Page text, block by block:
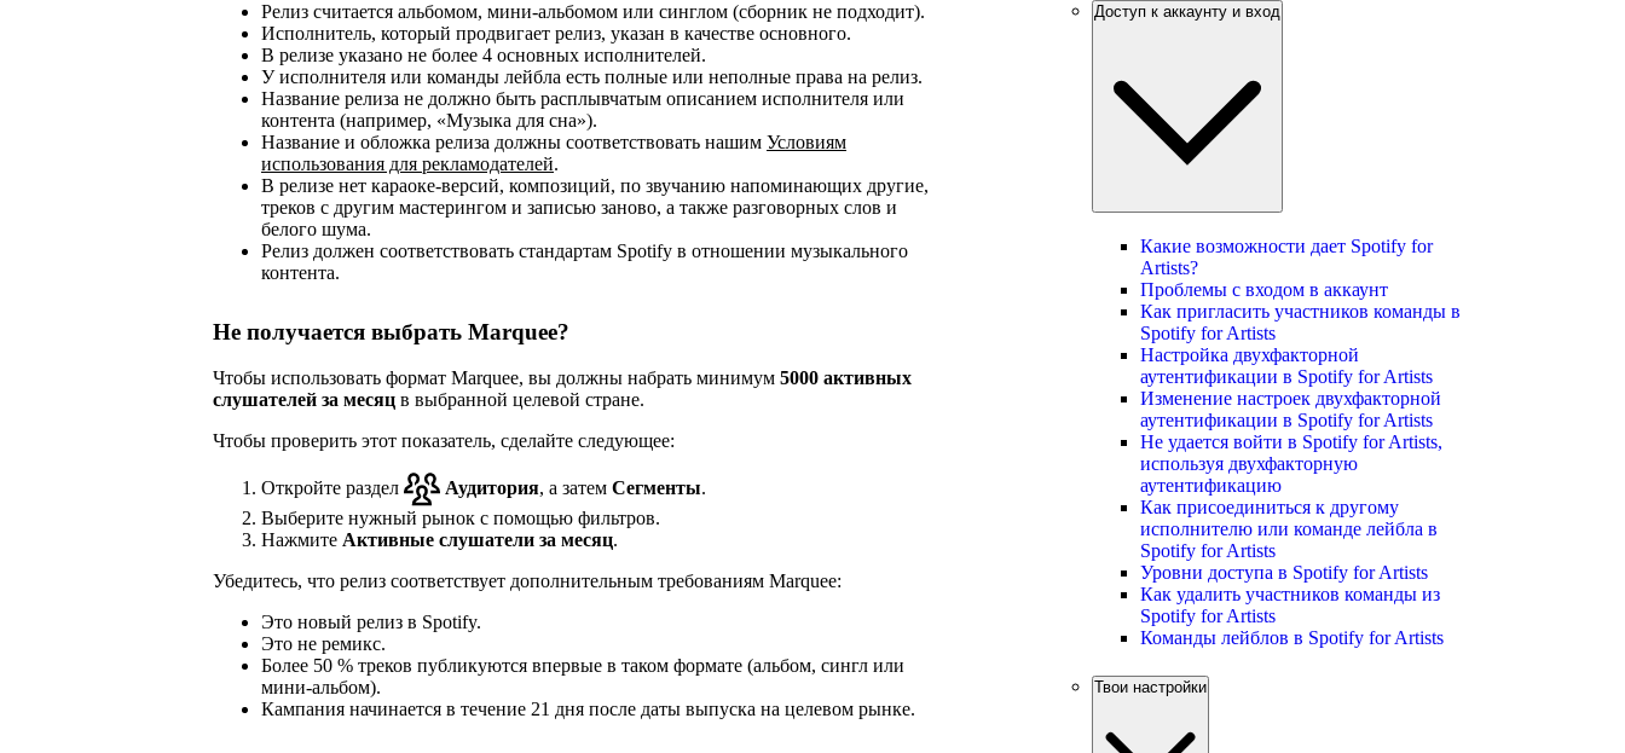
Релиз считается альбомом, мини-альбомом или синглом (сборник не подходит).
Исполнитель, который продвигает релиз, указан в качестве основного.
В релизе указано не более 4 основных исполнителей.
У исполнителя или команды лейбла есть полные или неполные права на релиз.
Название релиза не должно быть расплывчатым описанием исполнителя или
контента (например, «Музыка для сна»).
Название и обложка релиза должны соответствовать нашим Условиям
использования для рекламодателей.
В релизе нет караоке-версий, композиций, по звучанию напоминающих другие,
треков с другим мастерингом и записью заново, а также разговорных слов и
белого шума.
Релиз должен соответствовать стандартам Spotify в отношении музыкального
контента.
Не получается выбрать Marquee?
Чтобы использовать формат Marquee, вы должны набрать минимум 5000 активных
слушателей за месяц в выбранной целевой стране.
Чтобы проверить этот показатель, сделайте следующее:
Откройте раздел Аудитория, а затем Сегменты.
Выберите нужный рынок с помощью фильтров.
Нажмите Активные слушатели за месяц.
Убедитесь, что релиз соответствует дополнительным требованиям Marquee:
Это новый релиз в Spotify.
Это не ремикс.
Более 50 % треков публикуются впервые в таком формате (альбом, сингл или
мини-альбом).
Кампания начинается в течение 21 дня после даты выпуска на целевом рынке.
Доступ к аккаунту и вход
Какие возможности дает Spotify for
Artists?
Проблемы с входом в аккаунт
Как пригласить участников команды в
Spotify for Artists
Настройка двухфакторной
аутентификации в Spotify for Artists
Изменение настроек двухфакторной
аутентификации в Spotify for Artists
Не удается войти в Spotify for Artists,
используя двухфакторную
аутентификацию
Как присоединиться к другому
исполнителю или команде лейбла в
Spotify for Artists
Уровни доступа в Spotify for Artists
Как удалить участников команды из
Spotify for Artists
Команды лейблов в Spotify for Artists
Твои настройки